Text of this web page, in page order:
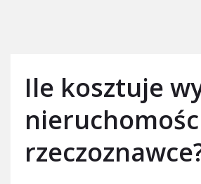
Ile kosztuje